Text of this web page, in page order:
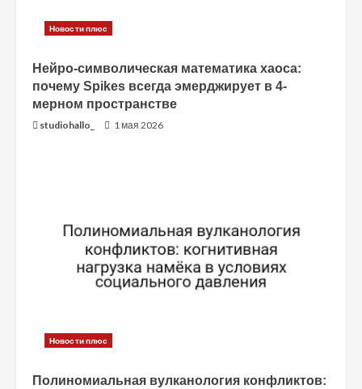
Новости плюс
Нейро-символическая математика хаоса:
почему Spikes всегда эмерджирует в 4-
мерном пространстве
studiohallo_ 1 мая 2026
Новости плюс
Полиномиальная вулканология конфликтов: